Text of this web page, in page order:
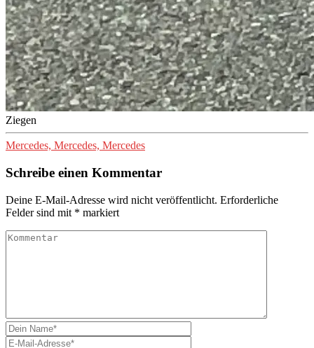
Ziegen
Mercedes, Mercedes, Mercedes
Schreibe einen Kommentar
Deine E-Mail-Adresse wird nicht veröffentlicht. Erforderliche
Felder sind mit * markiert